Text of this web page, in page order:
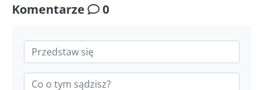
Komentarze 0